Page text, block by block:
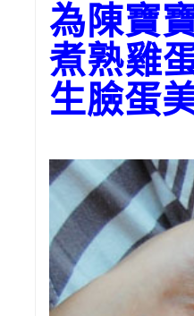
為陳寶
煮熟雞
生臉蛋